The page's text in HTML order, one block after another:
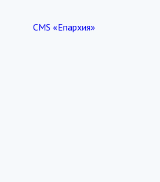
CMS «Епархия»